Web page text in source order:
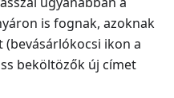
is fognak, azoknak
ikon a
beköltözők új címet